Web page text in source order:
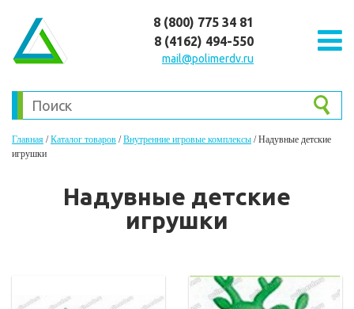
8 (800) 775 34 81
8 (4162) 494-550
mail@polimerdv.ru
Главная /Каталог товаров /Внутренние игровые комплексы /Надувные детские
игрушки
Надувные детские
игрушки